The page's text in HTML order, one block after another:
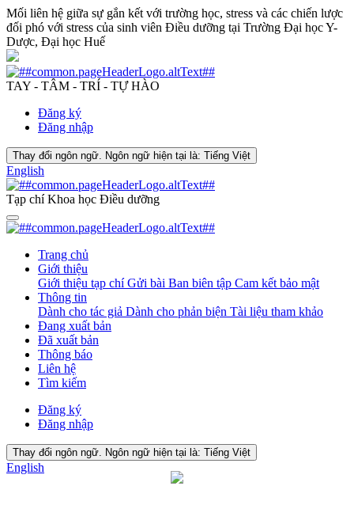
Mối liên hệ giữa sự gắn kết với trường học, stress và các chiến lược
đối phó với stress của sinh viên Điều dưỡng tại Trường Đại học Y-
Dược, Đại học Huế
TAY - TÂM - TRÍ - TỰ HÀO
Đăng ký
Đăng nhập
Thay đổi ngôn ngữ. Ngôn ngữ hiện tại là: Tiếng Việt
English
Tạp chí Khoa học Điều dưỡng
Trang chủ
Giới thiệu
Giới thiệu tạp chíGửi bài Ban biên tập Cam kết bảo mật
Thông tin
Dành cho tác giả Dành cho phản biện Tài liệu tham khảo
Đang xuất bản
Đã xuất bản
Thông báo
Liên hệ
Tìm kiếm
Đăng ký
Đăng nhập
Thay đổi ngôn ngữ. Ngôn ngữ hiện tại là: Tiếng Việt
English